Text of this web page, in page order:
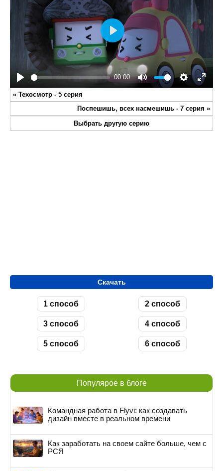
Play
00:00
Mute Settings
Enter
Play
« Техосмотр - 5 серия
Поспешишь, всех насмешишь - 7 серия »
Выбрать другую серию
Скачать
1 способ 2 способ
3 способ 4 способ
5 способ 6 способ
Популярое в блоге
Командная работа в Flyvi: как создавать
дизайн вместе в реальном времени
Как заработать на своем сайте больше, чем с
РСЯ